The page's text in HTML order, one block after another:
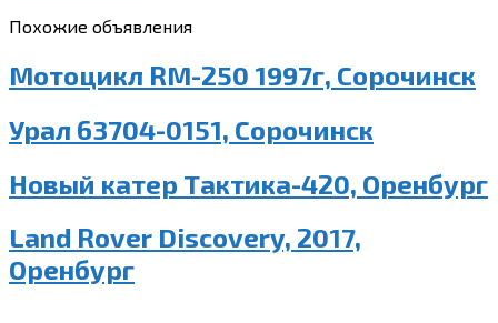
Похожие объявления
Мотоцикл RM-250 1997г, Сорочинск
Урал 63704-0151, Сорочинск
Новый катер Тактика-420, Оренбург
Land Rover Discovery, 2017,
Оренбург